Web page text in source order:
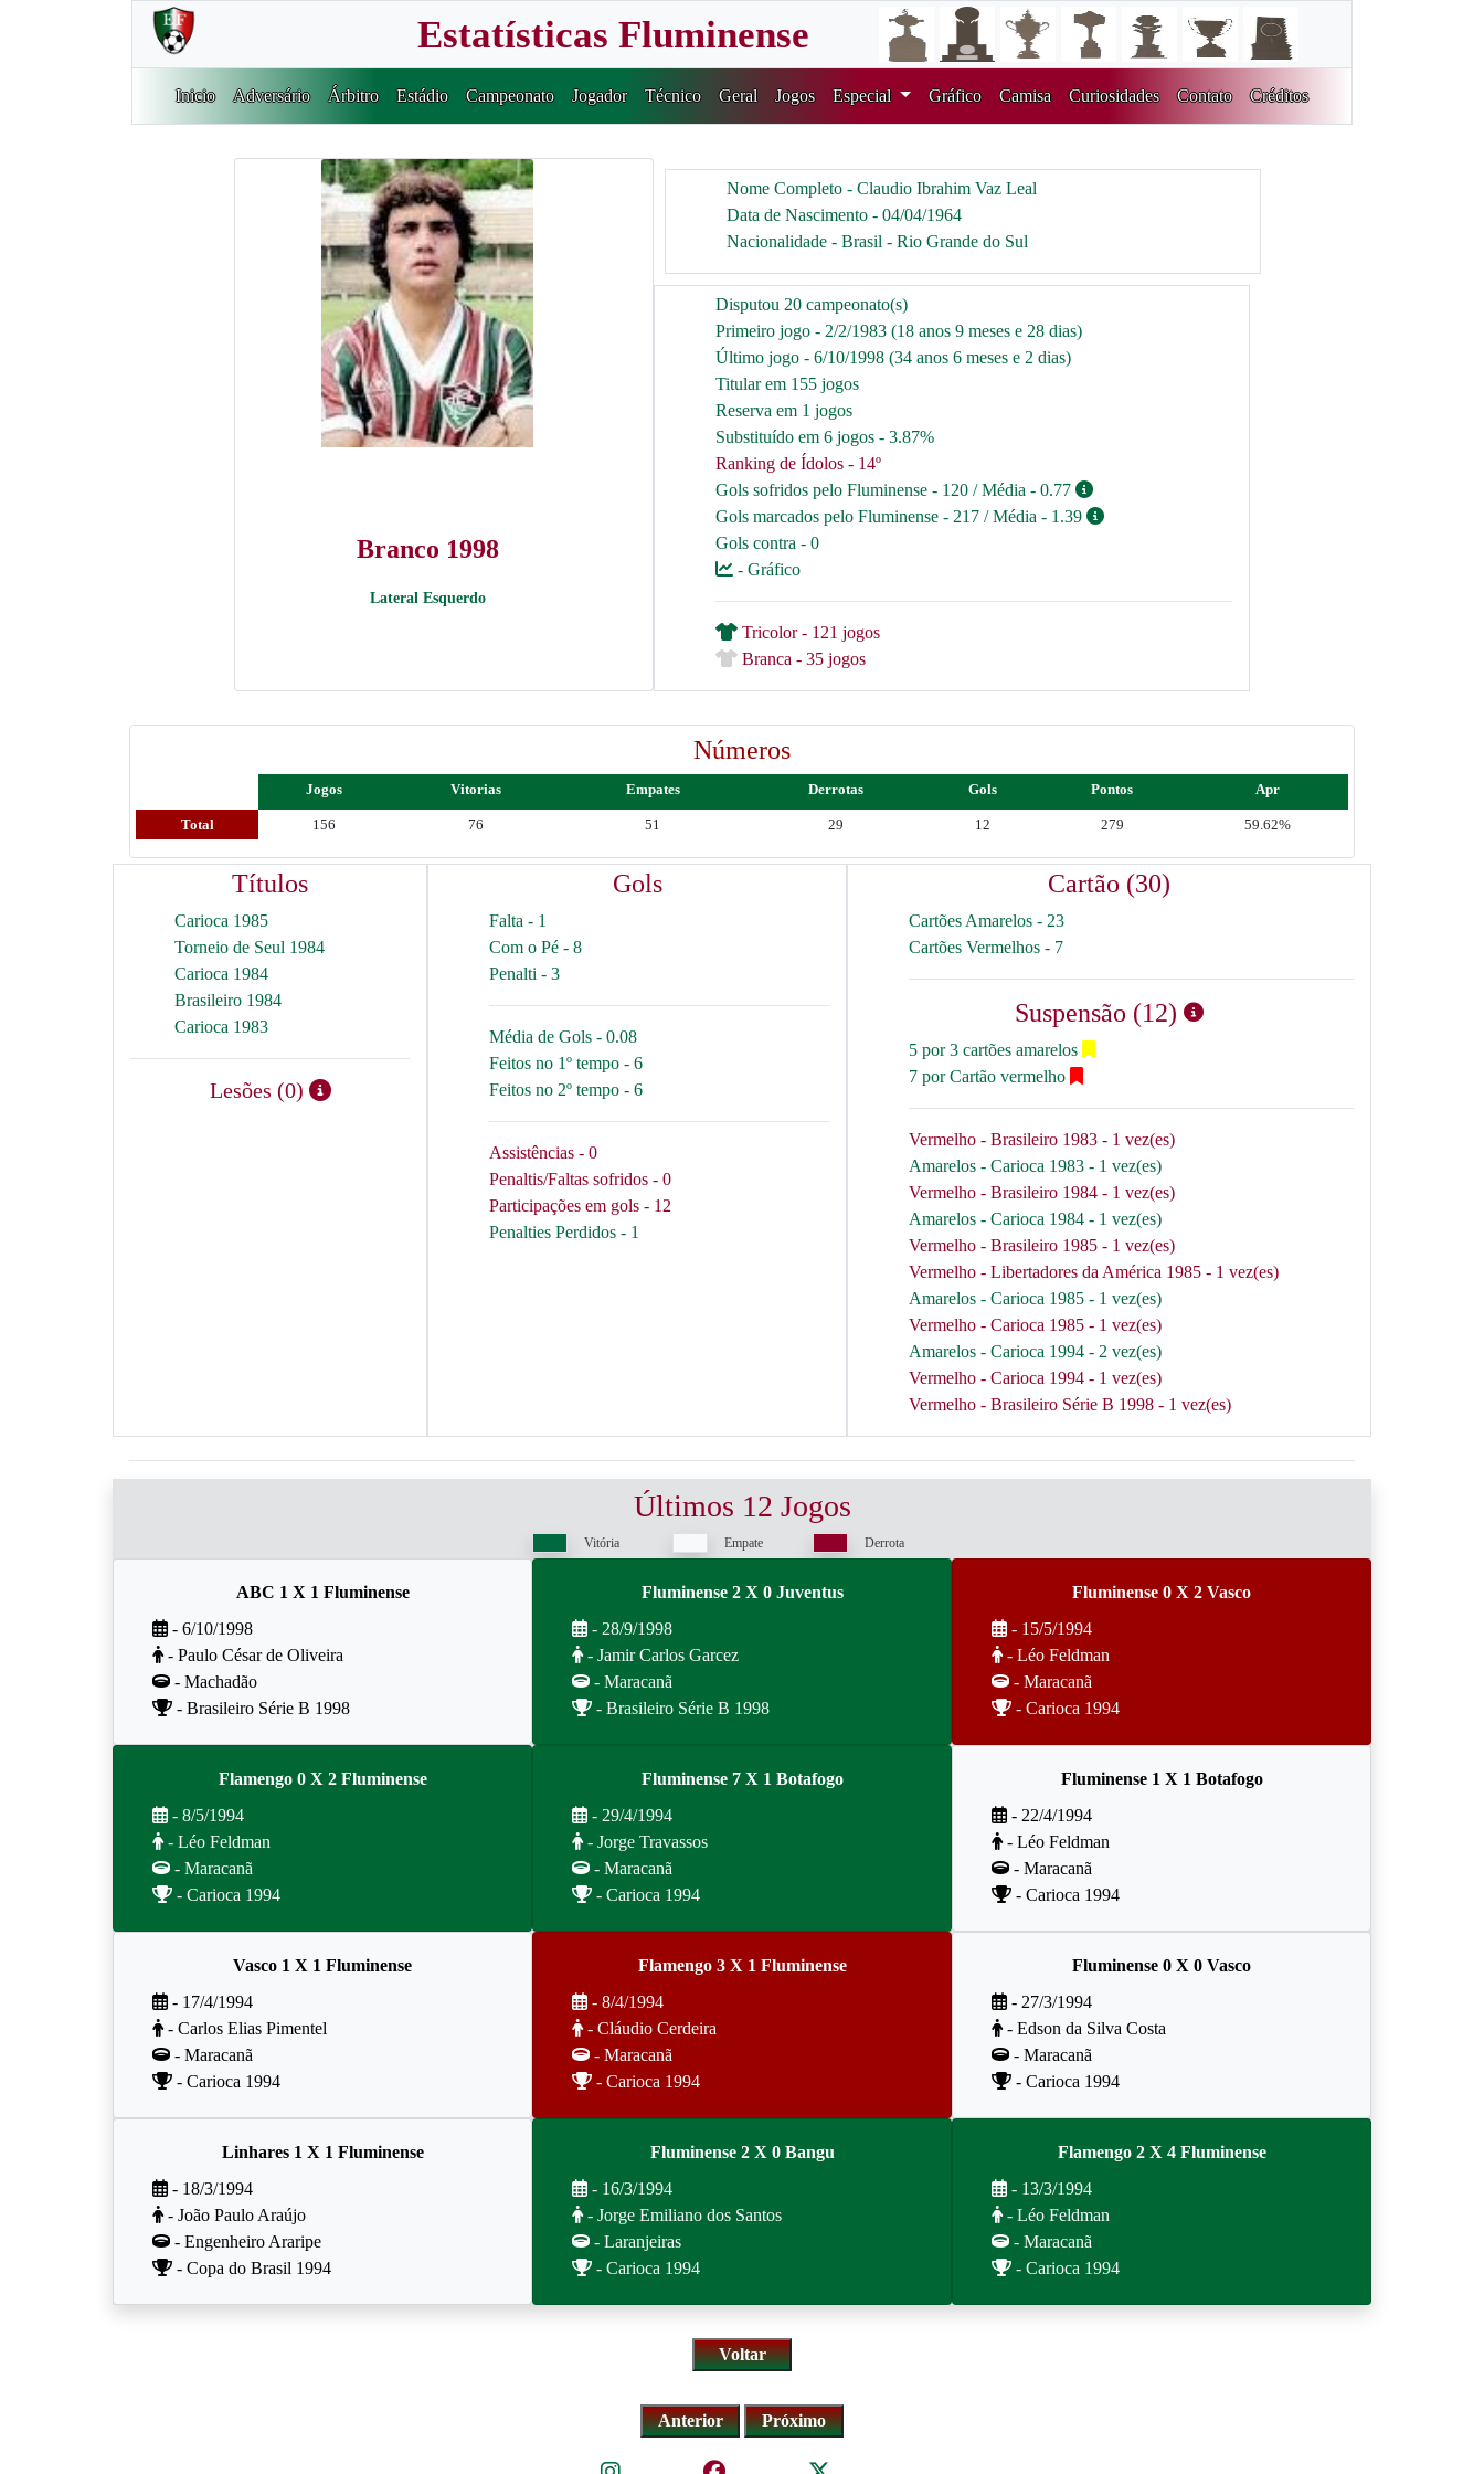
Estatísticas Fluminense
Inicio Adversário Árbitro Estádio Campeonato Jogador Técnico Geral Jogos Especial Gráfico Camisa Curiosidades Contato Créditos
Branco 1998
Lateral Esquerdo
Nome Completo - Claudio Ibrahim Vaz Leal
Data de Nascimento - 04/04/1964
Nacionalidade - Brasil - Rio Grande do Sul
Disputou 20 campeonato(s)
Primeiro jogo - 2/2/1983 (18 anos 9 meses e 28 dias)
Último jogo - 6/10/1998 (34 anos 6 meses e 2 dias)
Titular em 155 jogos
Reserva em 1 jogos
Substituído em 6 jogos - 3.87%
Ranking de Ídolos - 14º
Gols sofridos pelo Fluminense - 120 / Média - 0.77
Gols marcados pelo Fluminense - 217 / Média - 1.39
Gols contra - 0
- Gráfico
Tricolor - 121 jogos
Branca - 35 jogos
Números
Jogos Vitorias Empates Derrotas Gols Pontos Apr
Total 156 76 51 29 12 279 59.62%
Títulos
Carioca 1985
Torneio de Seul 1984
Carioca 1984
Brasileiro 1984
Carioca 1983
Lesões (0)
Gols
Falta - 1
Com o Pé - 8
Penalti - 3
Média de Gols - 0.08
Feitos no 1º tempo - 6
Feitos no 2º tempo - 6
Assistências - 0
Penaltis/Faltas sofridos - 0
Participações em gols - 12
Penalties Perdidos - 1
Cartão (30)
Cartões Amarelos - 23
Cartões Vermelhos - 7
Suspensão (12)
5 por 3 cartões amarelos
7 por Cartão vermelho
Vermelho - Brasileiro 1983 - 1 vez(es)
Amarelos - Carioca 1983 - 1 vez(es)
Vermelho - Brasileiro 1984 - 1 vez(es)
Amarelos - Carioca 1984 - 1 vez(es)
Vermelho - Brasileiro 1985 - 1 vez(es)
Vermelho - Libertadores da América 1985 - 1 vez(es)
Amarelos - Carioca 1985 - 1 vez(es)
Vermelho - Carioca 1985 - 1 vez(es)
Amarelos - Carioca 1994 - 2 vez(es)
Vermelho - Carioca 1994 - 1 vez(es)
Vermelho - Brasileiro Série B 1998 - 1 vez(es)
Últimos 12 Jogos
Vitória Empate Derrota
ABC 1 X 1 Fluminense
- 6/10/1998
- Paulo César de Oliveira
- Machadão
- Brasileiro Série B 1998
Fluminense 2 X 0 Juventus
- 28/9/1998
- Jamir Carlos Garcez
- Maracanã
- Brasileiro Série B 1998
Fluminense 0 X 2 Vasco
- 15/5/1994
- Léo Feldman
- Maracanã
- Carioca 1994
Flamengo 0 X 2 Fluminense
- 8/5/1994
- Léo Feldman
- Maracanã
- Carioca 1994
Fluminense 7 X 1 Botafogo
- 29/4/1994
- Jorge Travassos
- Maracanã
- Carioca 1994
Fluminense 1 X 1 Botafogo
- 22/4/1994
- Léo Feldman
- Maracanã
- Carioca 1994
Vasco 1 X 1 Fluminense
- 17/4/1994
- Carlos Elias Pimentel
- Maracanã
- Carioca 1994
Flamengo 3 X 1 Fluminense
- 8/4/1994
- Cláudio Cerdeira
- Maracanã
- Carioca 1994
Fluminense 0 X 0 Vasco
- 27/3/1994
- Edson da Silva Costa
- Maracanã
- Carioca 1994
Linhares 1 X 1 Fluminense
- 18/3/1994
- João Paulo Araújo
- Engenheiro Araripe
- Copa do Brasil 1994
Fluminense 2 X 0 Bangu
- 16/3/1994
- Jorge Emiliano dos Santos
- Laranjeiras
- Carioca 1994
Flamengo 2 X 4 Fluminense
- 13/3/1994
- Léo Feldman
- Maracanã
- Carioca 1994